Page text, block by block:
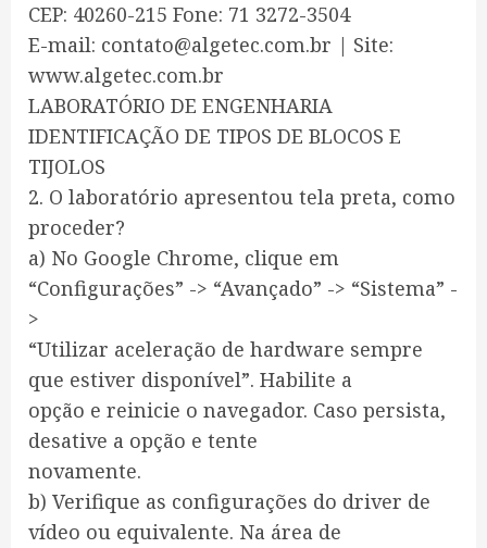
CEP: 40260-215 Fone: 71 3272-3504
E-mail: contato@algetec.com.br | Site:
www.algetec.com.br
LABORATÓRIO DE ENGENHARIA
IDENTIFICAÇÃO DE TIPOS DE BLOCOS E
TIJOLOS
2. O laboratório apresentou tela preta, como
proceder?
a) No Google Chrome, clique em
“Configurações” -> “Avançado” -> “Sistema” -
>
“Utilizar aceleração de hardware sempre
que estiver disponível”. Habilite a
opção e reinicie o navegador. Caso persista,
desative a opção e tente
novamente.
b) Verifique as configurações do driver de
vídeo ou equivalente. Na área de